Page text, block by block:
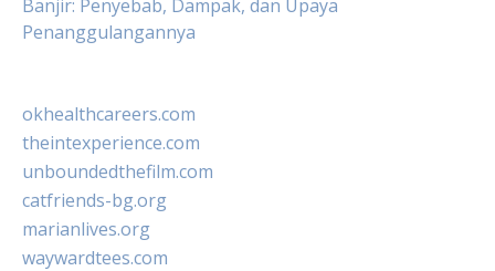
Banjir: Penyebab, Dampak, dan Upaya
Penanggulangannya
okhealthcareers.com
theintexperience.com
unboundedthefilm.com
catfriends-bg.org
marianlives.org
waywardtees.com